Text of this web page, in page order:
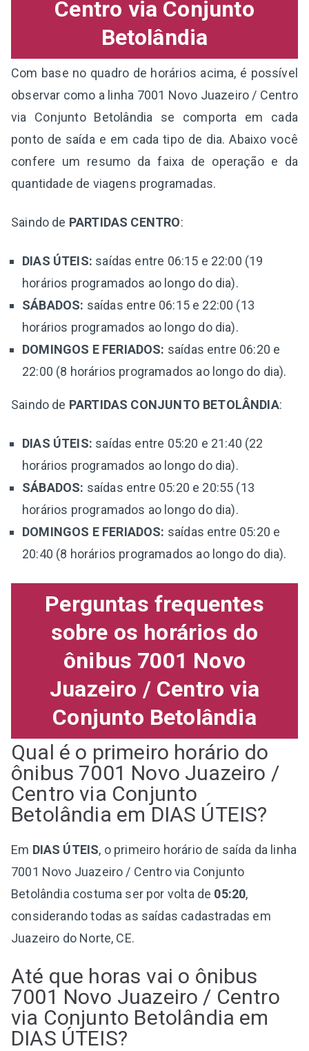
Centro via Conjunto
Betolândia
Com base no quadro de horários acima, é possível
observar como a linha 7001 Novo Juazeiro / Centro
via Conjunto Betolândia se comporta em cada
ponto de saída e em cada tipo de dia. Abaixo você
confere um resumo da faixa de operação e da
quantidade de viagens programadas.
Saindo de PARTIDAS CENTRO:
DIAS ÚTEIS: saídas entre 06:15 e 22:00 (19
horários programados ao longo do dia).
SÁBADOS: saídas entre 06:15 e 22:00 (13
horários programados ao longo do dia).
DOMINGOS E FERIADOS: saídas entre 06:20 e
22:00 (8 horários programados ao longo do dia).
Saindo de PARTIDAS CONJUNTO BETOLÂNDIA:
DIAS ÚTEIS: saídas entre 05:20 e 21:40 (22
horários programados ao longo do dia).
SÁBADOS: saídas entre 05:20 e 20:55 (13
horários programados ao longo do dia).
DOMINGOS E FERIADOS: saídas entre 05:20 e
20:40 (8 horários programados ao longo do dia).
Perguntas frequentes
sobre os horários do
ônibus 7001 Novo
Juazeiro / Centro via
Conjunto Betolândia
Qual é o primeiro horário do
ônibus 7001 Novo Juazeiro /
Centro via Conjunto
Betolândia em DIAS ÚTEIS?
Em DIAS ÚTEIS, o primeiro horário de saída da linha
7001 Novo Juazeiro / Centro via Conjunto
Betolândia costuma ser por volta de 05:20,
considerando todas as saídas cadastradas em
Juazeiro do Norte, CE.
Até que horas vai o ônibus
7001 Novo Juazeiro / Centro
via Conjunto Betolândia em
DIAS ÚTEIS?